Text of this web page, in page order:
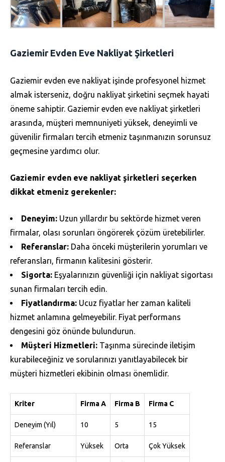
Gaziemir Evden Eve Nakliyat Şirketleri
Gaziemir evden eve nakliyat işinde profesyonel hizmet
almak isterseniz, doğru nakliyat şirketini seçmek hayati
öneme sahiptir. Gaziemir evden eve nakliyat şirketleri
arasında, müşteri memnuniyeti yüksek, deneyimli ve
güvenilir firmaları tercih etmeniz taşınmanızın sorunsuz
geçmesine yardımcı olur.
Gaziemir evden eve nakliyat şirketleri seçerken
dikkat etmeniz gerekenler:
Deneyim: Uzun yıllardır bu sektörde hizmet veren
firmalar, olası sorunları öngörerek çözüm üretebilirler.
Referanslar: Daha önceki müşterilerin yorumları ve
referansları, firmanın kalitesini gösterir.
Sigorta: Eşyalarınızın güvenliği için nakliyat sigortası
sunan firmaları tercih edin.
Fiyatlandırma: Ucuz fiyatlar her zaman kaliteli
hizmet anlamına gelmeyebilir. Fiyat performans
dengesini göz önünde bulundurun.
Müşteri Hizmetleri: Taşınma sürecinde iletişim
kurabileceğiniz ve sorularınızı yanıtlayabilecek bir
müşteri hizmetleri ekibinin olması önemlidir.
Kriter Firma A Firma B Firma C
Deneyim (Yıl) 10 5 15
Referanslar Yüksek Orta Çok Yüksek